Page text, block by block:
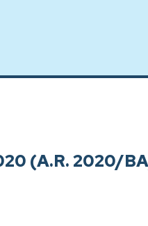
(A.R. 2020/